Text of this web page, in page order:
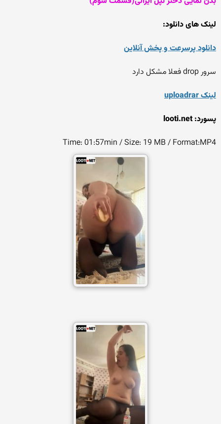
لینک های دانلود:
دانلود پرسرعت و پخش آنلاین
سرور drop فعلا مشکل دارد
لینک uploadrar
پسورد: looti.net
Time: 01:57min / Size: 19 MB / Format:MP4